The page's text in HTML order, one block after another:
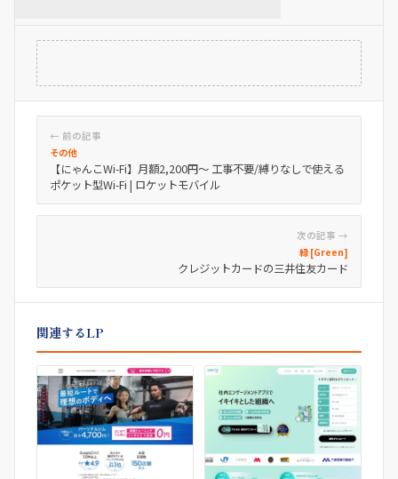
← 前の記事
その他
【にゃんこWi-Fi】月額2,200円～ 工事不要/縛りなしで使える
ポケット型Wi-Fi | ロケットモバイル
次の記事 →
緑 [Green]
クレジットカードの三井住友カード
関連するLP